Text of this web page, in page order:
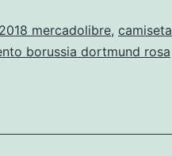
mercadolibre, camiseta
borussia dortmund rosa